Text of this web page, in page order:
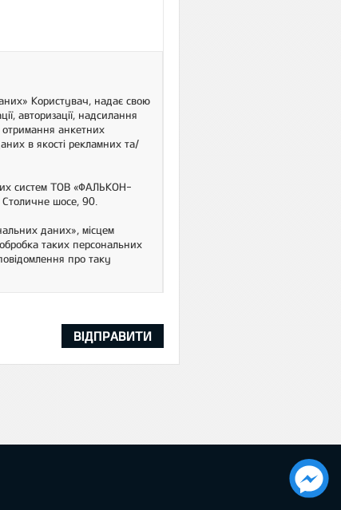
Користувач, надає свою
авторизації, надсилання
отримання анкетних
в якості рекламних та/
систем ТОВ «ФАЛЬКОН-
Столичне шосе, 90.
даних», місцем
таких персональних
про таку
ВІДПРАВИТИ